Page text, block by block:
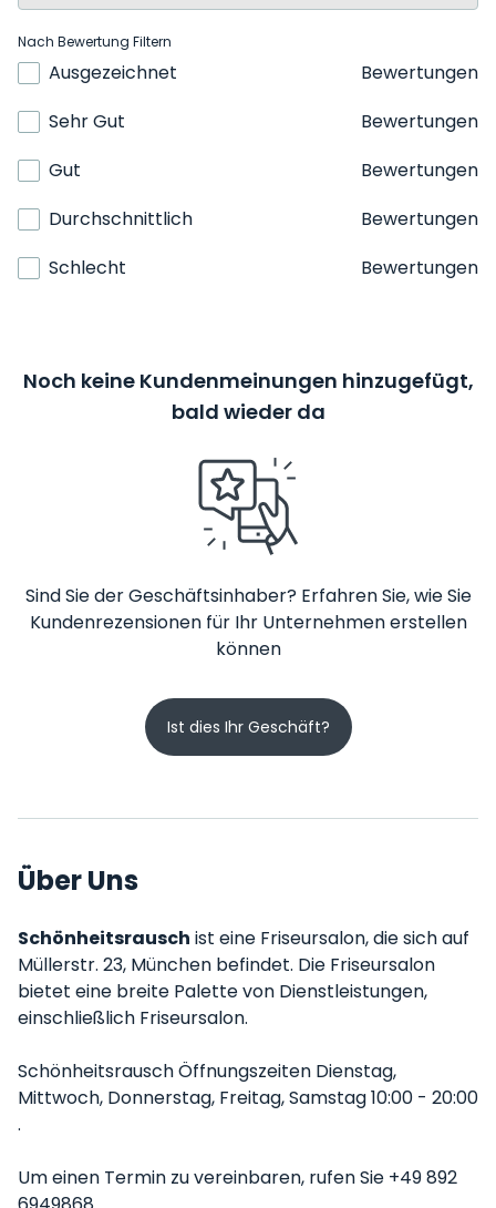
Nach Bewertung Filtern
Ausgezeichnet
Bewertungen
Sehr Gut
Bewertungen
Gut
Bewertungen
Durchschnittlich
Bewertungen
Schlecht
Bewertungen
Noch keine Kundenmeinungen hinzugefügt,
bald wieder da
Sind Sie der Geschäftsinhaber? Erfahren Sie, wie Sie
Kundenrezensionen für Ihr Unternehmen erstellen
können
Ist dies Ihr Geschäft?
Über Uns
Schönheitsrausch ist eine Friseursalon, die sich auf
Müllerstr. 23, München befindet. Die Friseursalon
bietet eine breite Palette von Dienstleistungen,
einschließlich Friseursalon.
Schönheitsrausch Öffnungszeiten Dienstag,
Mittwoch, Donnerstag, Freitag, Samstag 10:00 - 20:00
.
Um einen Termin zu vereinbaren, rufen Sie +49 892